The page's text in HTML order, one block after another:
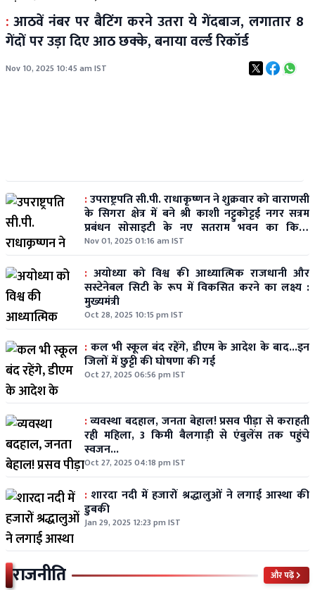
: आठवें नंबर पर बैटिंग करने उतरा ये गेंदबाज, लगातार 8
गेंदों पर उड़ा दिए आठ छक्के, बनाया वर्ल्ड रिकॉर्ड
Nov 10, 2025 10:45 am IST
:उपराष्ट्रपति सी.पी. राधाकृष्णन ने शुक्रवार को वाराणसी
के सिगरा क्षेत्र में बने श्री काशी नट्टुकोट्टई नगर सत्रम
प्रबंधन सोसाइटी के नए सतराम भवन का किया
उद्घाटन
Nov 01, 2025 01:16 am IST
: अयोध्या को विश्व की आध्यात्मिक राजधानी और
सस्टेनेबल सिटी के रूप में विकसित करने का लक्ष्य :
मुख्यमंत्री
Oct 28, 2025 10:15 pm IST
:कल भी स्कूल बंद रहेंगे, डीएम के आदेश के बाद...इन
जिलों में छुट्टी की घोषणा की गई
Oct 27, 2025 06:56 pm IST
:व्यवस्था बदहाल, जनता बेहाल! प्रसव पीड़ा से कराहती
रही महिला, 3 किमी बैलगाड़ी से एंबुलेंस तक पहुंचे
स्वजन...
Oct 27, 2025 04:18 pm IST
: शारदा नदी में हजारों श्रद्धालुओं ने लगाई आस्था की
डुबकी
Jan 29, 2025 12:23 pm IST
राजनीति और पढ़ें